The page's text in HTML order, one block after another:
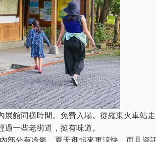
館同樣時間。免費入場。從羅東火車站走
一些老街道，挺有味道。